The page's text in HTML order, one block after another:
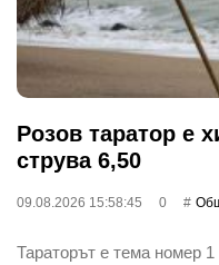
Розов таратор е
струва 6,50
09.08.2026 15:58:45 0
Тараторът е тема номер